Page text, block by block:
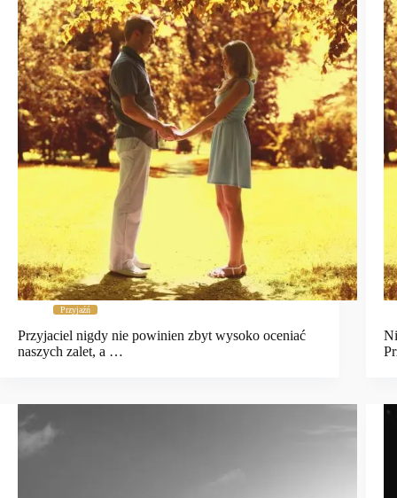
Przyjaźń
Przyjaciel nigdy nie powinien zbyt wysoko oceniać
naszych zalet, a …